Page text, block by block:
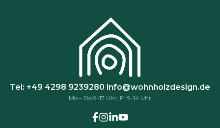
Tel: +49 4298 9239280 info@wohnholzdesign.de
Mo – Do 9-17 Uhr, Fr 9-14 Uhr